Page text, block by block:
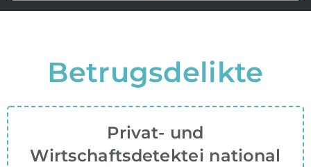
Betrugsdelikte
Privat- und
Wirtschaftsdetektei national